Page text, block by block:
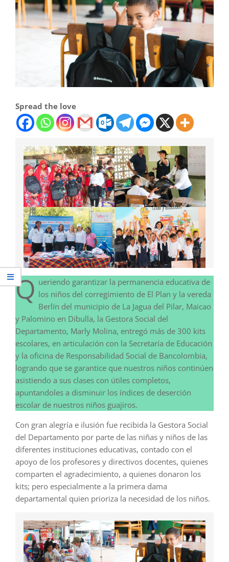
Spread the love
Q ueriendo garantizar la permanencia educativa de
los niños del corregimiento de El Plan y la vereda
Berlín del municipio de La Jagua del Pilar, Maicao
y Palomino en Dibulla, la Gestora Social del
Departamento, Marly Molina, entregó más de 300 kits
escolares, en articulación con la Secretaría de Educación
y la oficina de Responsabilidad Social de Bancolombia,
logrando que se garantice que nuestros niños continúen
asistiendo a sus clases con útiles completos,
apuntandoles a disminuir los índices de deserción
escolar de nuestros niños guajiros.
Con gran alegría e ilusión fue recibida la Gestora Social
del Departamento por parte de las niñas y niños de las
diferentes instituciones educativas, contado con el
apoyo de los profesores y directivos docentes, quienes
comparten el agradecimiento, a quienes donaron los
kits; pero especialmente a la primera dama
departamental quien prioriza la necesidad de los niños.